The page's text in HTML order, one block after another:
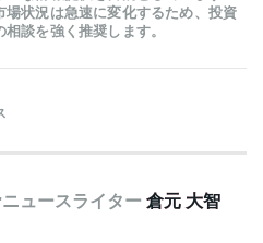
状況は急速に変化するため、投資
談を強く推奨します。
ュースライター倉元 大智